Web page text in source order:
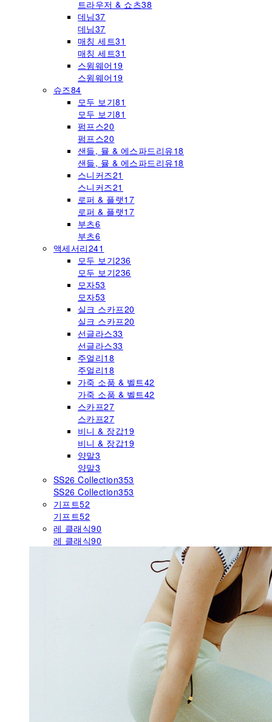
트라우저 & 쇼츠38
데님37
데님37
매칭 세트31
매칭 세트31
스윔웨어 19
스윔웨어 19
슈즈84
모두 보기81
모두 보기81
펌프스20
펌프스20
샌들, 뮬 & 에스파드리유18
샌들, 뮬 & 에스파드리유18
스니커즈21
스니커즈21
로퍼 & 플랫17
로퍼 & 플랫17
부츠6
부츠6
액세서리241
모두 보기236
모두 보기236
모자53
모자53
실크 스카프20
실크 스카프20
선글라스33
선글라스33
주얼리18
주얼리18
가죽 소품 & 벨트42
가죽 소품 & 벨트42
스카프27
스카프27
비니 & 장갑19
비니 & 장갑19
양말3
양말3
SS26 Collection353
SS26 Collection353
기프트52
기프트52
레 클래식90
레 클래식90